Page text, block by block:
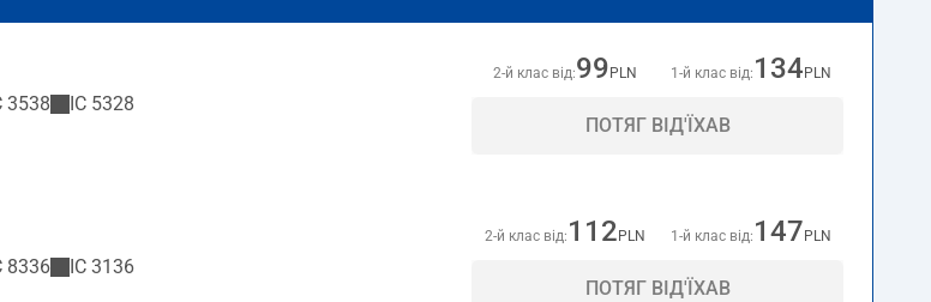
3538 IC 5328
2-й клас від:99 PLN 1-й клас від: 134 PLN
ПОТЯГ ВІД'ЇХАВ
8336 IC 3136
2-й клас від: 112 PLN 1-й клас від: 147 PLN
ПОТЯГ ВІД'ЇХАВ